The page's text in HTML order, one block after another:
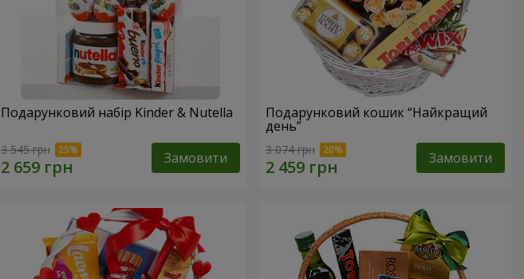
Подарунковий набір Kinder & Nutella
3 545 грн Замовити
Подарунковий кошик “Найкращий
день”
3 074 грн Замовити